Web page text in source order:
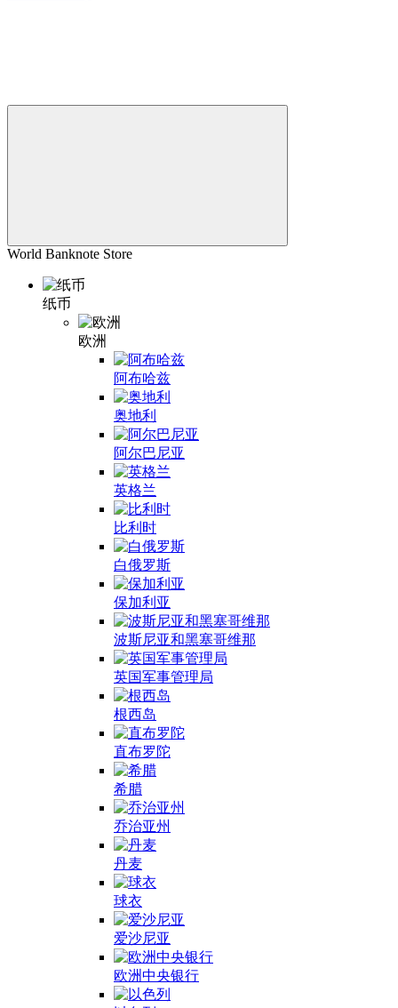
World Banknote Store
纸币
欧洲
阿布哈兹
奥地利
阿尔巴尼亚
英格兰
比利时
白俄罗斯
保加利亚
波斯尼亚和黑塞哥维那
英国军事管理局
根西岛
直布罗陀
希腊
乔治亚州
丹麦
球衣
爱沙尼亚
欧洲中央银行